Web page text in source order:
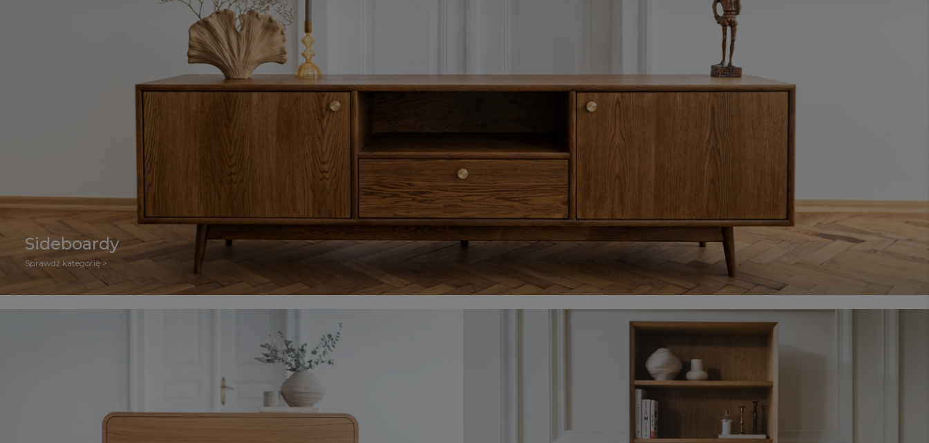
Sideboardy
Sprawdź kategorię >